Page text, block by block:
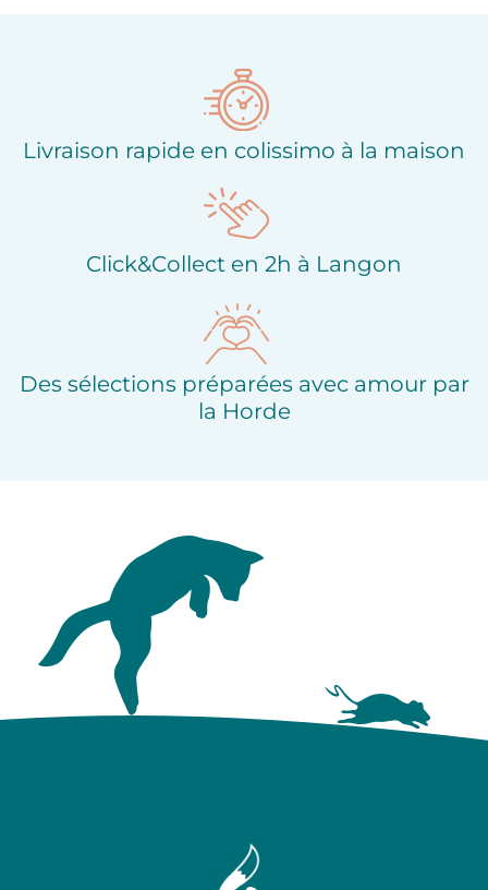
Livraison rapide en colissimo à la maison
Click&Collect en 2h à Langon
Des sélections préparées avec amour par
la Horde